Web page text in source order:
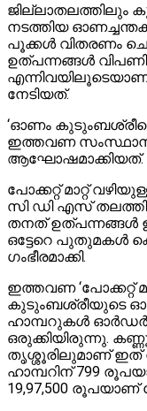
ജില്ലാതലത്തിലും
നടത്തിയ
പൂക്കൾ വിതരണം
ഉത്പന്നങ്ങൾ
നേടിയത്.
‘ഓണം
ഇത്തവണ
ആഘോഷമാക്കിയത്.
പോക്കറ്റ് മാറ്റ്
സി ഡി എസ്
തനത് ഉത്പന്നങ്ങൾ
ഒട്ടേറെ പുതുമകൾ
ഗംഭീരമാക്കി.
ഇത്തവണ ‘പോക്കറ്റ്
കുടുംബശ്രീയുടെ
ഹാമ്പറുകൾ
ഒരുക്കിയിരുന്നു.
തൃശ്ശൂരിലുമാണ് ഇത്
ഹാമ്പറിന് 799
19,97,500 രൂപയാണ്